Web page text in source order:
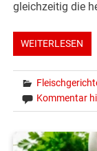
gleichzeitig die
WEITERLESEN
Kommentar